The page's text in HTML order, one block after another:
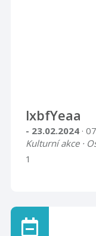
lxbfYeaa
- 23.02.2024 ·
Kulturní akce ·
1